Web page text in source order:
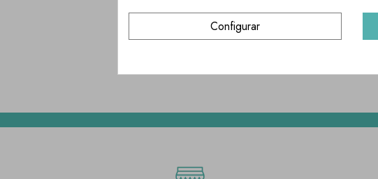
Cordón Fluor Cord Katia
Configurar